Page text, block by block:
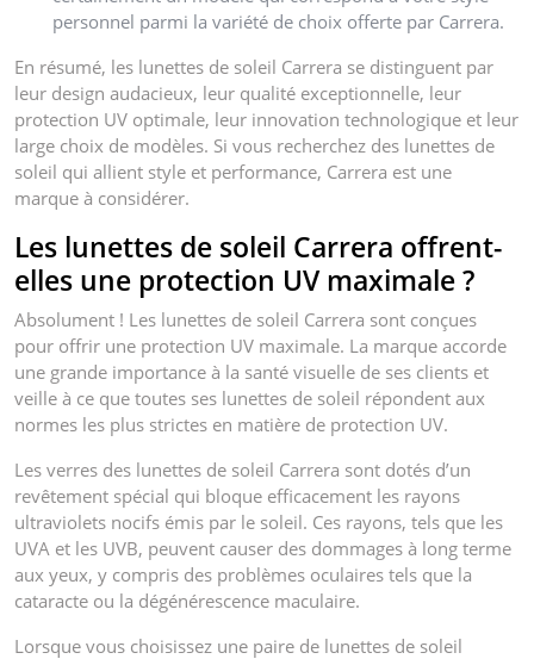
personnel parmi la variété de choix offerte par Carrera.
En résumé, les lunettes de soleil Carrera se distinguent par
leur design audacieux, leur qualité exceptionnelle, leur
protection UV optimale, leur innovation technologique et leur
large choix de modèles. Si vous recherchez des lunettes de
soleil qui allient style et performance, Carrera est une
marque à considérer.
Les lunettes de soleil Carrera offrent-
elles une protection UV maximale ?
Absolument ! Les lunettes de soleil Carrera sont conçues
pour offrir une protection UV maximale. La marque accorde
une grande importance à la santé visuelle de ses clients et
veille à ce que toutes ses lunettes de soleil répondent aux
normes les plus strictes en matière de protection UV.
Les verres des lunettes de soleil Carrera sont dotés d’un
revêtement spécial qui bloque efficacement les rayons
ultraviolets nocifs émis par le soleil. Ces rayons, tels que les
UVA et les UVB, peuvent causer des dommages à long terme
aux yeux, y compris des problèmes oculaires tels que la
cataracte ou la dégénérescence maculaire.
Lorsque vous choisissez une paire de lunettes de soleil